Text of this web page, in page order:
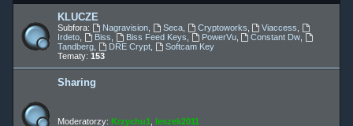
KLUCZE
Subfora: Nagravision, Seca, Cryptoworks Viaccess
Irdeto
Biss Biss Feed Keys PowerVu, Constant Dw
Tandberg
DRE Crypt,
Softcam Key
Tematy: 153
Sharing
Moderatorzy: Krzychu1
leszek2011